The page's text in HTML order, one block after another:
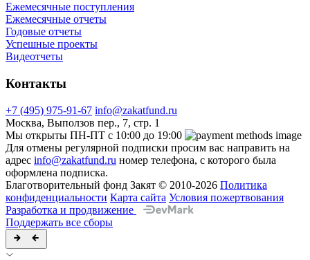
Ежемесячные поступления
Ежемесячные отчеты
Годовые отчеты
Успешные проекты
Видеотчеты
Контакты
+7 (495) 975-91-67 info@zakatfund.ru
Москва, Выползов пер., 7, стр. 1
Мы открыты ПН-ПТ с 10:00 до 19:00
Для отмены регулярной подписки просим вас направить на
адрес info@zakatfund.ru номер телефона, с которого была
оформлена подписка.
Благотворительный фонд Закят © 2010-2026 Политика
конфиденциальности Карта сайта Условия пожертвования
Разработка и продвижение
Поддержать все сборы